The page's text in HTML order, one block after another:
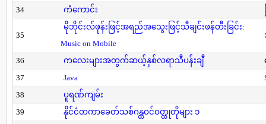
34
ကံကောင်း
35
မိုဘိုင်းလ်ဖုန်းဖြင့်အရည်အသွေးဖြင့်သီချင်းဖန်တီးခြင်း:
Music on Mobile
36 ကလေးများအတွက်ဆယ့်နှစ်လရာသီပန်းချီ
37
Java
38
ပူရဏ်ကျမ်း
39
နိုင်ငံတကာခေတ်သစ်ဂန္ထဝင်ဝတ္ထုတိုများ ၁